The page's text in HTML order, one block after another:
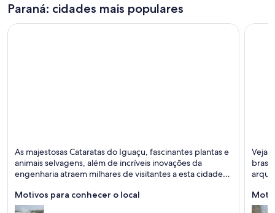
Paraná: cidades mais populares
Cachoeiras, Observação de pássaros e Natureza
As majestosas Cataratas do Iguaçu, fascinantes plantas e
animais selvagens, além de incríveis inovações da
engenharia atraem milhares de visitantes a esta cidade
Motivos para conhecer o local
Veja